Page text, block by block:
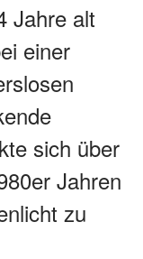
Jahre alt
einer
sich über
Jahren
zu